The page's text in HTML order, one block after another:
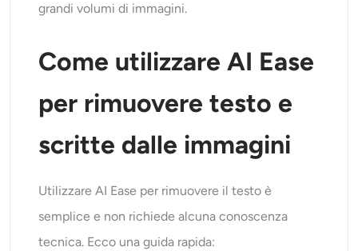
grandi volumi di immagini.
Come utilizzare AI Ease
per rimuovere testo e
scritte dalle immagini
UtilizzareAI Ease per rimuovere il testo è
semplice e non richiede alcuna conoscenza
tecnica. Ecco una guida rapida: